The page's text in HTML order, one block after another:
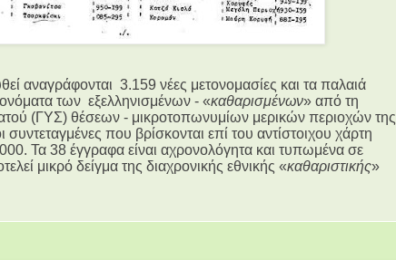
αναγράφονται 3.159 νέες μετονομασίες και τα παλαιά
των εξελληνισμένων - «καθαρισμένων» από τη
(ΓΥΣ) θέσεων - μικροτοπωνυμίων μερικών περιοχών της
που βρίσκονται επί του αντίστοιχου χάρτη
Τα 38 έγγραφα είναι αχρονολόγητα και τυπωμένα σε
μικρό δείγμα της διαχρονικής εθνικής «καθαριστικής»